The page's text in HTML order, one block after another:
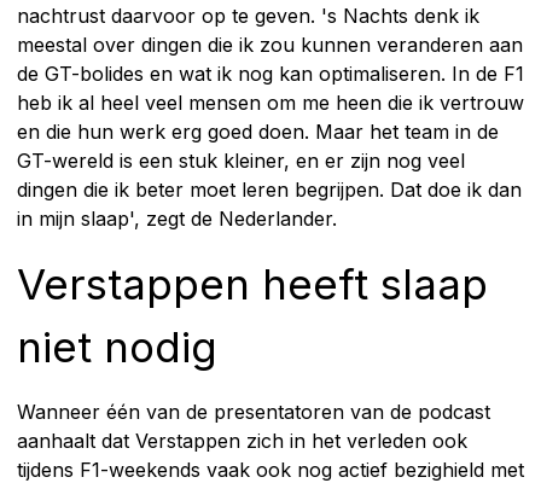
nachtrust daarvoor op te geven. 's Nachts denk ik
meestal over dingen die ik zou kunnen veranderen aan
de GT-bolides en wat ik nog kan optimaliseren. In de F1
heb ik al heel veel mensen om me heen die ik vertrouw
en die hun werk erg goed doen. Maar het team in de
GT-wereld is een stuk kleiner, en er zijn nog veel
dingen die ik beter moet leren begrijpen. Dat doe ik dan
in mijn slaap', zegt de Nederlander.
Verstappen heeft slaap
niet nodig
Wanneer één van de presentatoren van de podcast
aanhaalt dat Verstappen zich in het verleden ook
tijdens F1-weekends vaak ook nog actief bezighield met